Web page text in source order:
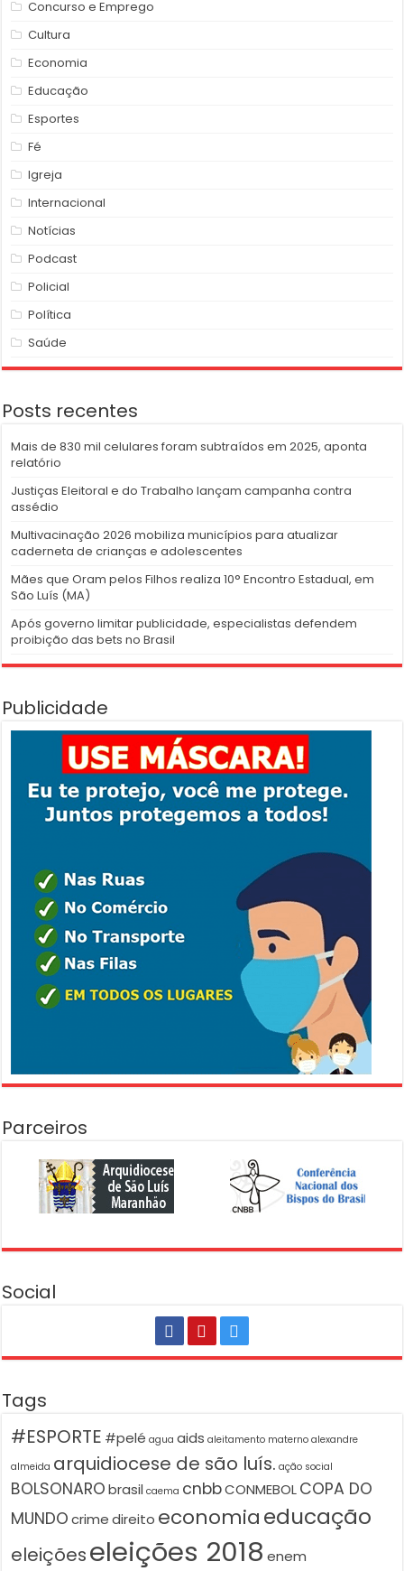
Concurso e Emprego
Cultura
Economia
Educação
Esportes
Fé
Igreja
Internacional
Notícias
Podcast
Policial
Política
Saúde
Posts recentes
Mais de 830 mil celulares foram subtraídos em 2025, aponta
relatório
Justiças Eleitoral e do Trabalho lançam campanha contra
assédio
Multivacinação 2026 mobiliza municípios para atualizar
caderneta de crianças e adolescentes
Mães que Oram pelos Filhos realiza 10° Encontro Estadual, em
São Luís (MA)
Após governo limitar publicidade, especialistas defendem
proibição das bets no Brasil
Publicidade
Parceiros
Social
Tags
#ESPORTE #pelé agua aids aleitamento materno alexandre
almeida arquidiocese de são luís. ação social
BOLSONARO brasil caema cnbbCONMEBOLCOPA DO
MUNDO crime direito economiaeducação
eleiçõeseleições 2018 enem